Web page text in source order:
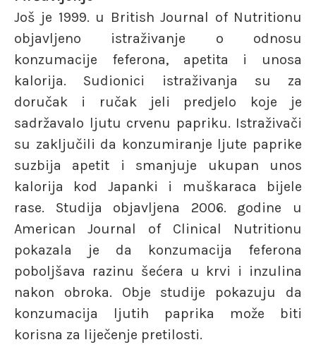
Još je 1999. u British Journal of Nutritionu
objavljeno istraživanje o odnosu
konzumacije feferona, apetita i unosa
kalorija. Sudionici istraživanja su za
doručak i ručak jeli predjelo koje je
sadržavalo ljutu crvenu papriku. Istraživači
su zaključili da konzumiranje ljute paprike
suzbija apetit i smanjuje ukupan unos
kalorija kod Japanki i muškaraca bijele
rase. Studija objavljena 2006. godine u
American Journal of Clinical Nutritionu
pokazala je da konzumacija feferona
poboljšava razinu šećera u krvi i inzulina
nakon obroka. Obje studije pokazuju da
konzumacija ljutih paprika može biti
korisna za liječenje pretilosti.